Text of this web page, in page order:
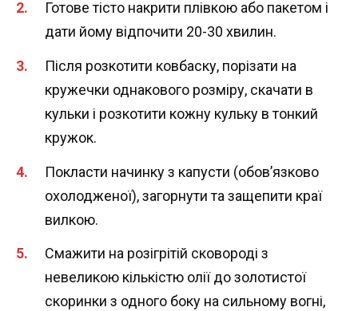
Готове тісто накрити плівкою або пакетом і
дати йому відпочити 20-30 хвилин.
Після розкотити ковбаску, порізати на
кружечки однакового розміру, скачати в
кульки і розкотити кожну кульку в тонкий
кружок.
Покласти начинку з капусти (обов’язково
охолодженої), загорнути та защепити краї
вилкою.
Смажити на розігрітій сковороді з
невеликою кількістю олії до золотистої
скоринки з одного боку на сильному вогні,